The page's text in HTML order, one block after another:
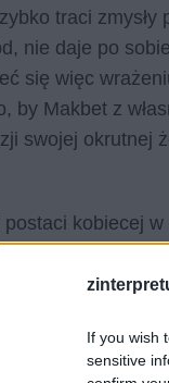
If you wish
sensitive
traci
nie daje po
się więc
by Makbet z
swojej
kobiecej
rodu
tragicznej
Antygony
w stanie
czym